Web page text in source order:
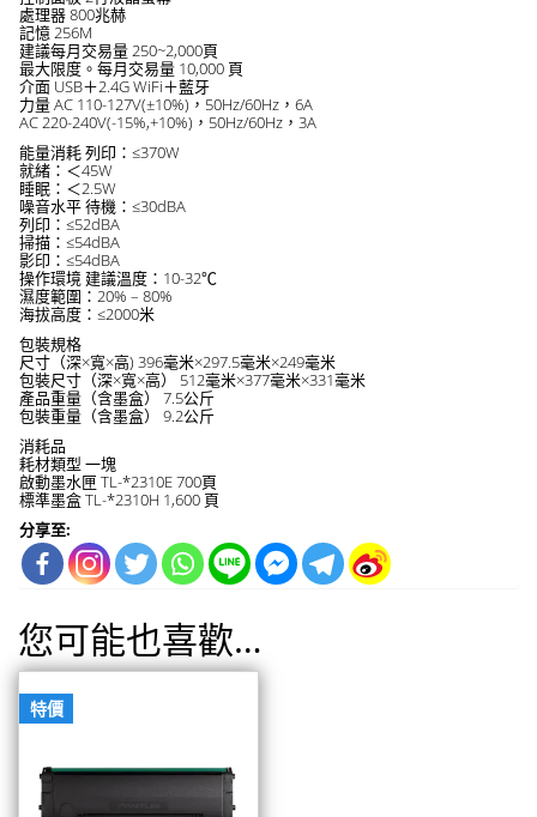
處理器 800兆赫
記憶 256M
建議每月交易量 250~2,000頁
最大限度。每月交易量 10,000 頁
介面 USB＋2.4G WiFi＋藍牙
力量 AC 110-127V(±10%)，50Hz/60Hz，6A
AC 220-240V(-15%,+10%)，50Hz/60Hz，3A
能量消耗 列印：≤370W
就緒：＜45W
睡眠：＜2.5W
噪音水平 待機：≤30dBA
列印：≤52dBA
掃描：≤54dBA
影印：≤54dBA
操作環境 建議溫度：10-32℃
濕度範圍：20% – 80%
海拔高度：≤2000米
包裝規格
尺寸（深×寬×高) 396毫米×297.5毫米×249毫米
包裝尺寸（深×寬×高） 512毫米×377毫米×331毫米
產品重量（含墨盒） 7.5公斤
包裝重量（含墨盒） 9.2公斤
消耗品
耗材類型 一塊
啟動墨水匣 TL-*2310E 700頁
標準墨盒 TL-*2310H 1,600 頁
分享至:
您可能也喜歡…
特價